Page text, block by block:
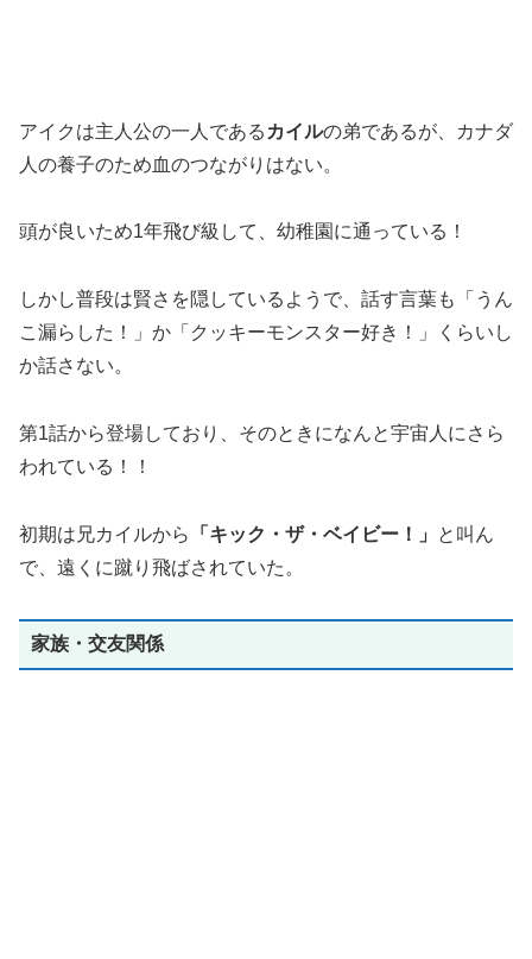
アイクは主人公の一人である カイルの弟であるが、カナダ
人の養子のため血のつながりはない。
頭が良いため1年飛び級して、幼稚園に通っている！
しかし普段は賢さを隠しているようで、話す言葉も「うん
こ漏らした！」か「クッキーモンスター好き！」くらいし
か話さない。
第1話から登場しており、そのときになんと宇宙人にさら
われている！！
初期は兄カイルから 「キック・ザ・ベイビー！」
と叫ん
で、遠くに蹴り飛ばされていた。
家族・交友関係